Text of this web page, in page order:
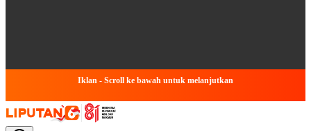
Iklan - Scroll ke bawah untuk melanjutkan